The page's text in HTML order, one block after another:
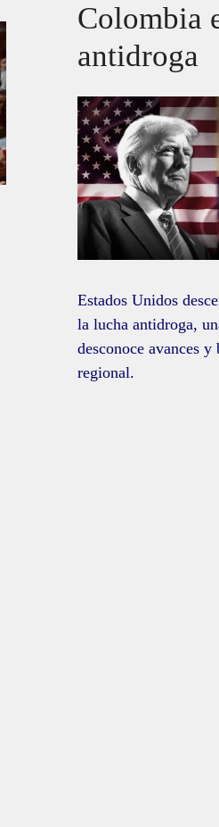
Colombia
antidroga
Estados Unidos
la lucha antidroga,
desconoce avances
regional.